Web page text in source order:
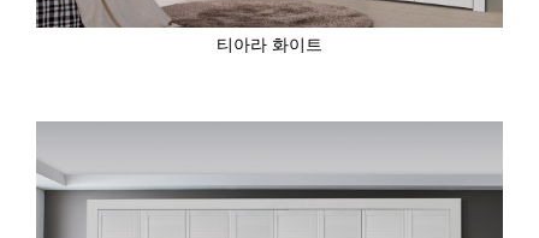
티아라 화이트